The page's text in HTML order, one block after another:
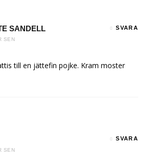
SANDELL
SEN
SVARA
till en jättefin pojke. Kram moster
SEN
SVARA